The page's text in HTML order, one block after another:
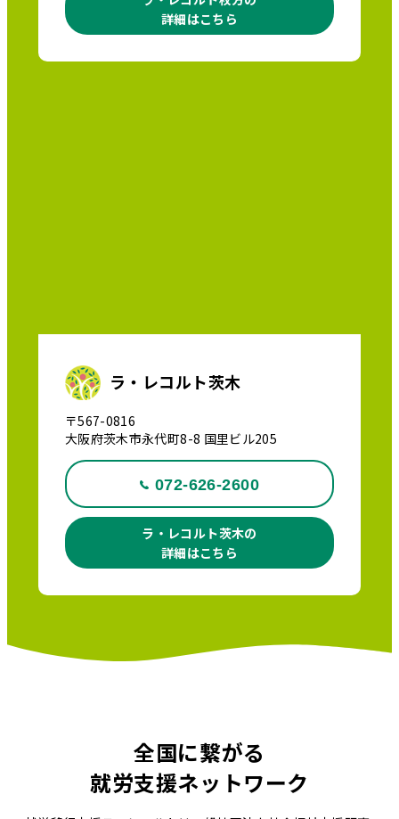
詳細はこちら
ラ・レコルト茨木
〒567-0816
大阪府茨木市永代町8-8 国里ビル205
072-626-2600
ラ・レコルト茨木の
詳細はこちら
全国に繋がる
就労支援ネットワーク